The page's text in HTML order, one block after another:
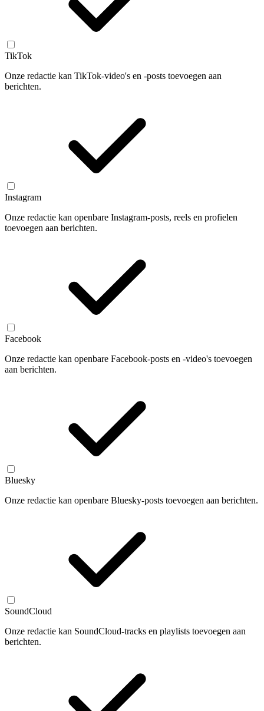
TikTok
Onze redactie kan TikTok-video's en -posts toevoegen aan
berichten.
Instagram
Onze redactie kan openbare Instagram-posts, reels en profielen
toevoegen aan berichten.
Facebook
Onze redactie kan openbare Facebook-posts en -video's toevoegen
aan berichten.
Bluesky
Onze redactie kan openbare Bluesky-posts toevoegen aan berichten.
SoundCloud
Onze redactie kan SoundCloud-tracks en playlists toevoegen aan
berichten.